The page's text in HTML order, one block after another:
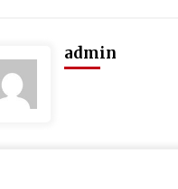
admin